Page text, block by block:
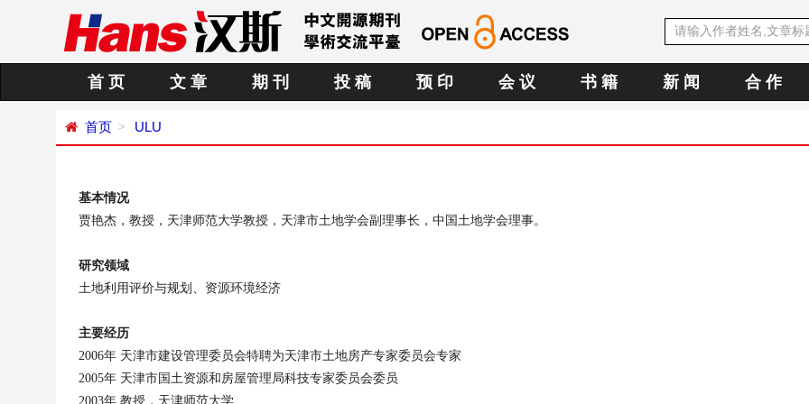
首 页 文 章 期 刊 投 稿 预 印 会 议 书 籍 新 闻 合 作
首页 ULU
基本情况
贾艳杰，教授，天津师范大学教授，天津市土地学会副理事长，中国土地学会理事。
研究领域
土地利用评价与规划、资源环境经济
主要经历
2006年 天津市建设管理委员会特聘为天津市土地房产专家委员会专家
2005年 天津市国土资源和房屋管理局科技专家委员会委员
2003年 教授，天津师范大学